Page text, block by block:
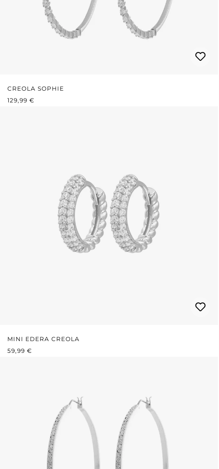
CREOLA SOPHIE
PREZZO NORMALE:
129,99 €
MINI EDERA CREOLA
PREZZO NORMALE:
59,99 €